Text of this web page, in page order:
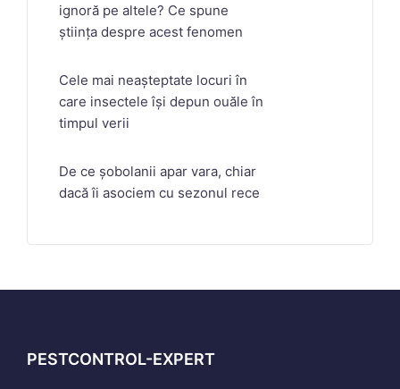
ignoră pe altele? Ce spune
știința despre acest fenomen
Cele mai neașteptate locuri în
care insectele își depun ouăle în
timpul verii
De ce șobolanii apar vara, chiar
dacă îi asociem cu sezonul rece
PESTCONTROL-EXPERT